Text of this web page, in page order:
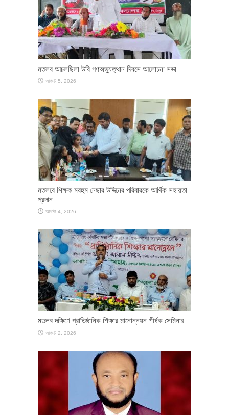
মতলব আচলছিলা উবি গণঅভ্যুত্থান দিবসে আলোচনা সভা
আগস্ট 5, 2026
মতলবে শিক্ষক মরহুম নেছার উদ্দিনের পরিবারকে আর্থিক সহায়তা
প্রদান
আগস্ট 4, 2026
মতলব দক্ষিণে প্রাতিষ্ঠানিক শিক্ষার মানোন্নয়ন শীর্ষক সেমিনার
আগস্ট 2, 2026